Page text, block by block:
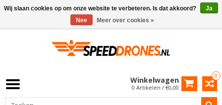
0
Winkelwagen
0 Artikelen / €0,00
Wij slaan cookies op om onze website te verbeteren. Is dat akkoord?
Ja
Nee
Meer over cookies »